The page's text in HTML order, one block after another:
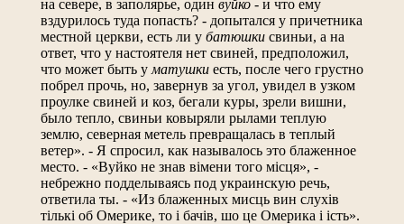
на севере, в заполярье, один вуйко - и что ему
вздурилось туда попасть? - допытался у причетника
местной церкви, есть ли у батюшки свиньи, а на
ответ, что у настоятеля нет свиней, предположил,
что может быть у матушки есть, после чего грустно
побрел прочь, но, завернув за угол, увидел в узком
проулке свиней и коз, бегали куры, зрели вишни,
было тепло, свиньи ковыряли рылами теплую
землю, северная метель превращалась в теплый
ветер». - Я спросил, как называлось это блаженное
место. - «Вуйко не знав вiмени того мiсця», -
небрежно подделываясь под украинскую речь,
ответила ты. - «Из блаженных мисць вин слухiв
тiлькi об Омерике, то i бачiв, шо це Омерика i iсть».